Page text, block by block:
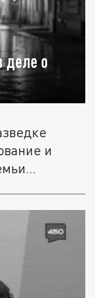
деле о
и